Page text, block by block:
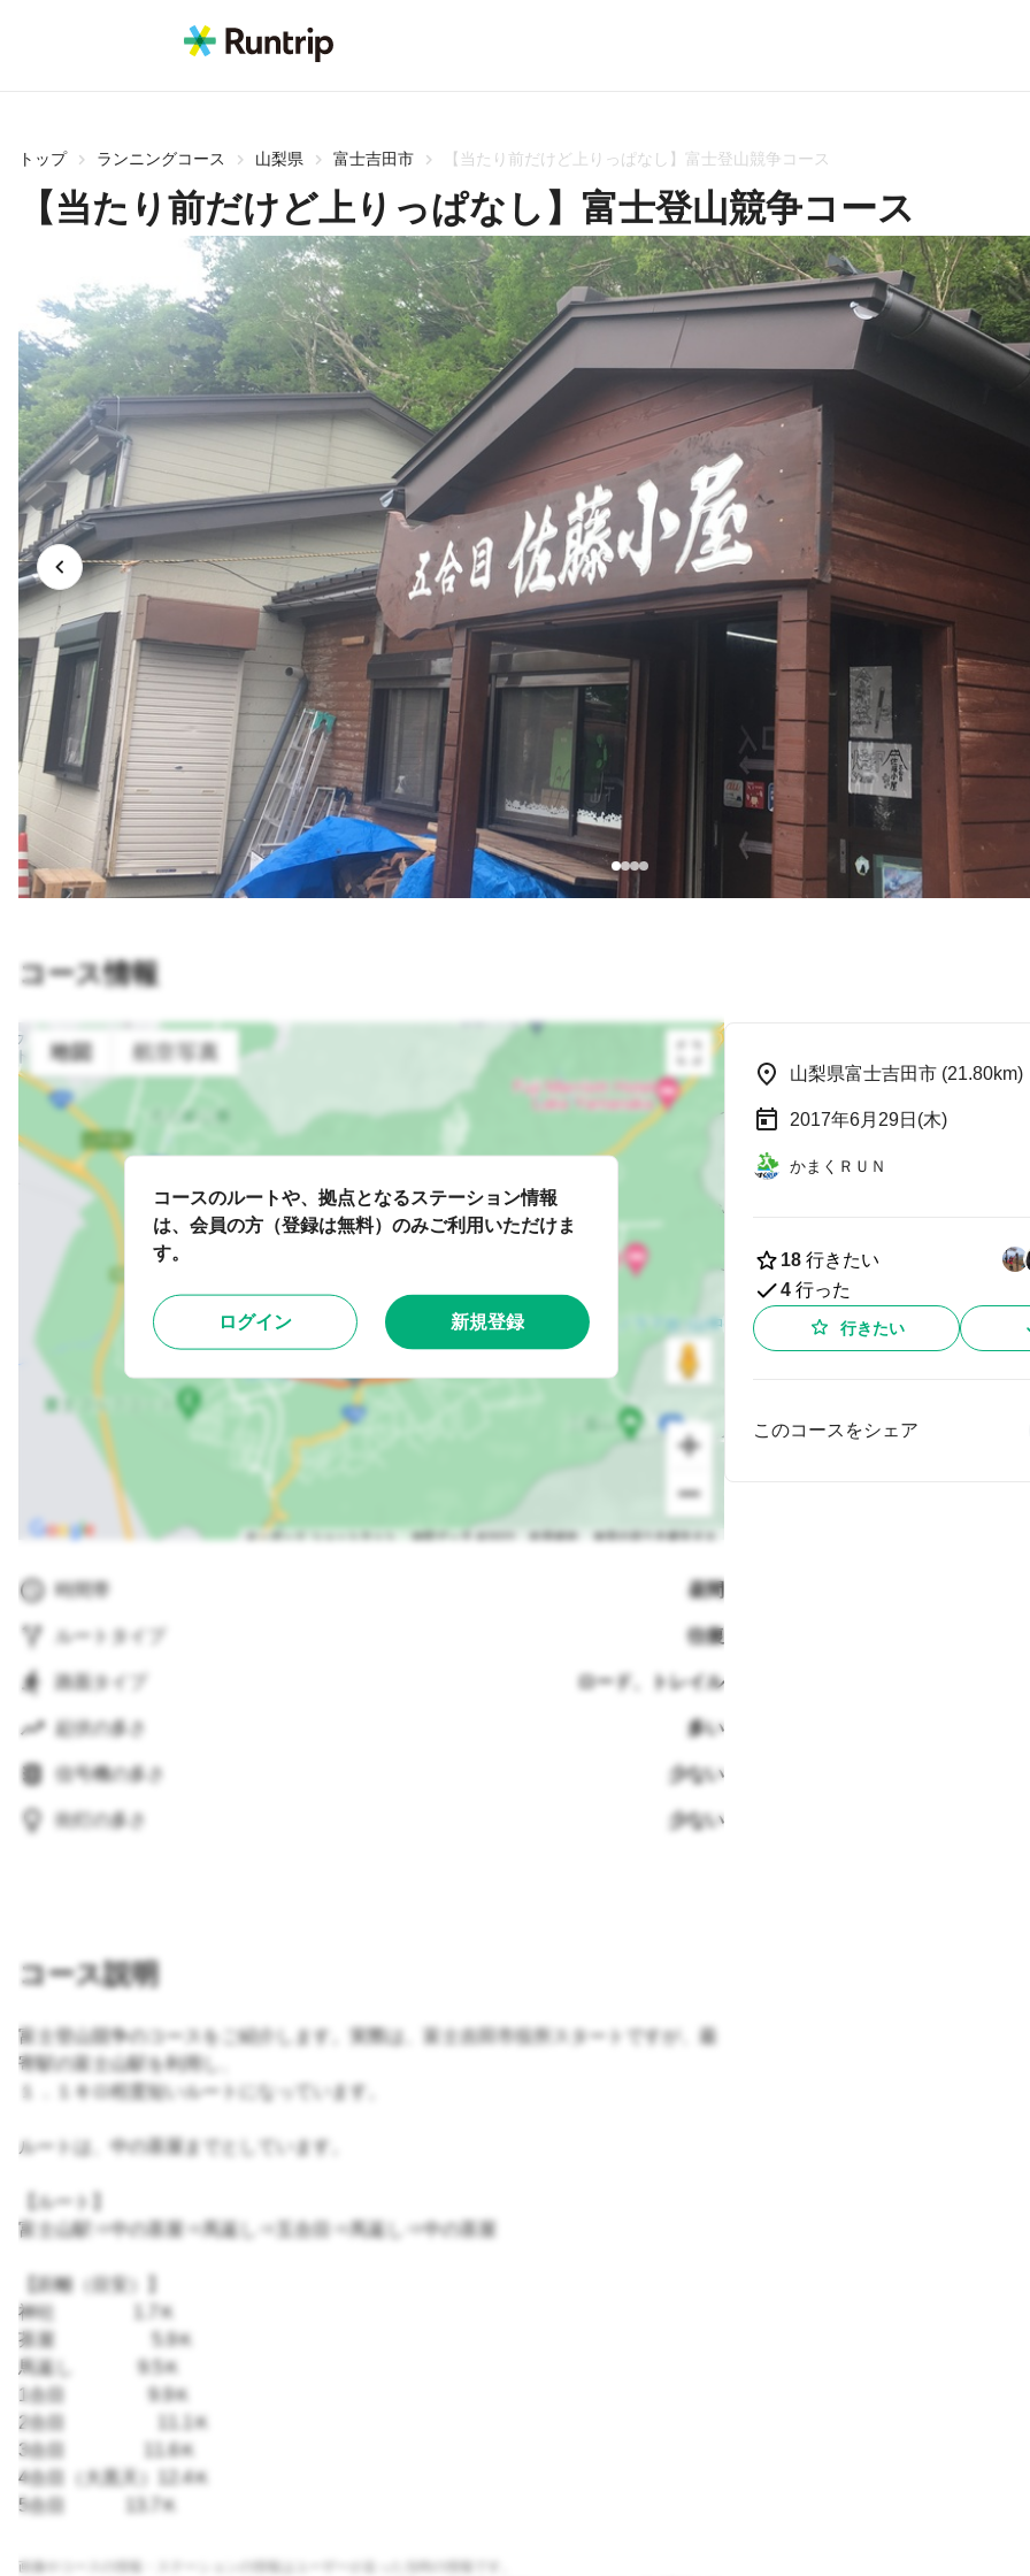
トップ ランニングコース 山梨県 富士吉田市 【当たり前だけど上りっぱなし】富士登山競争コース
【当たり前だけど上りっぱなし】富士登山競争コース
コース情報
時間帯 昼間
ルートタイプ 往復
路面タイプ ロード、トレイル
起伏の多さ 多い
信号機の多さ 少ない
街灯の多さ 少ない
コース説明
富士登山競争のコースをご紹介します。実際は、富士吉田市役所スタートですが、最
寄駅の富士山駅を利用し、
１．１キロ程度短いルートになっています。
ルートは、中の茶屋までとしています。
【ルート】
富士山駅⇒中の茶屋⇒馬返し⇒五合目⇒馬返し⇒中の茶屋
【距離（目安）】
神社 1.7Ｋ
茶屋 5.9Ｋ
馬返し 9.5Ｋ
1合目 9.9Ｋ
2合目 11.1Ｋ
3合目 11.6Ｋ
4合目（大黒天）12.4Ｋ
5合目 13.7Ｋ
画像やコースの情報・ステーションの情報はユーザーが走った当時の情報です。
コースのルートや、拠点となるステーション情報
は、会員の方（登録は無料）のみご利用いただけま
す。
ログイン 新規登録
山梨県富士吉田市 (21.80km)
2017年6月29日(木)
かまくＲＵＮ
18 行きたい
4 行った
行きたい
このコースをシェア